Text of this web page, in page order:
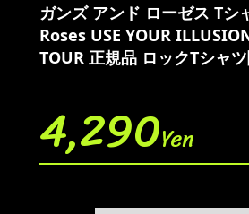
ガンズ アンド ローゼス T
Roses USE YOUR
TOUR 正規品 ロックTシャ
4,290Yen